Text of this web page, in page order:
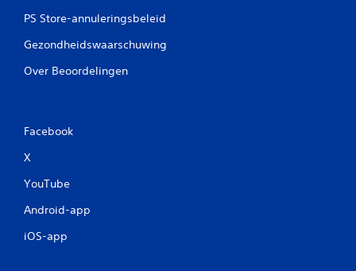
PS Store-annuleringsbeleid
Gezondheidswaarschuwing
Over Beoordelingen
Facebook
X
YouTube
Android-app
iOS-app